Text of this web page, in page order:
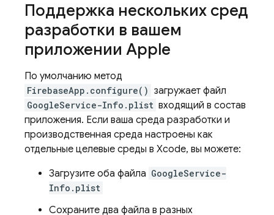
Поддержка нескольких сред
разработки в вашем
приложении Apple
По умолчанию метод
FirebaseApp.configure() загружает файл
GoogleService-Info.plist входящий в состав
приложения. Если ваша среда разработки и
производственная среда настроены как
отдельные целевые среды в Xcode, вы можете:
Загрузите оба файла GoogleService-
Info.plist
Сохраните два файла в разных